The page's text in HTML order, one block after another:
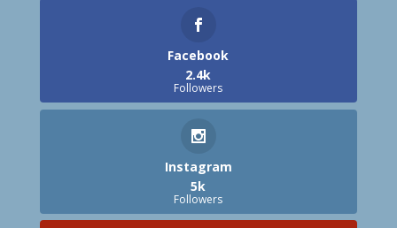
Facebook
2.4k
Followers
Instagram
5k
Followers